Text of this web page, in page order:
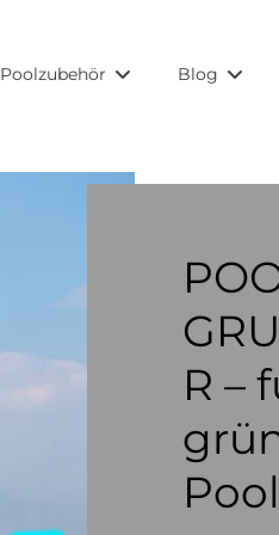
Poolzubehör Blog
R –